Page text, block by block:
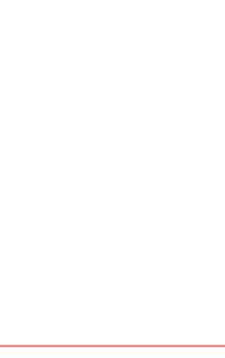
・粉チーズ…小さじ1/2